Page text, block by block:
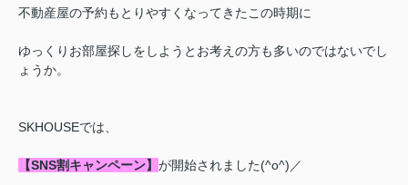
不動産屋の予約もとりやすくなってきたこの時期に
ゆっくりお部屋探しをしようとお考えの方も多いのではないでし
ょうか。
SKHOUSEでは、
【SNS割キャンペーン】 が開始されました(^o^)／